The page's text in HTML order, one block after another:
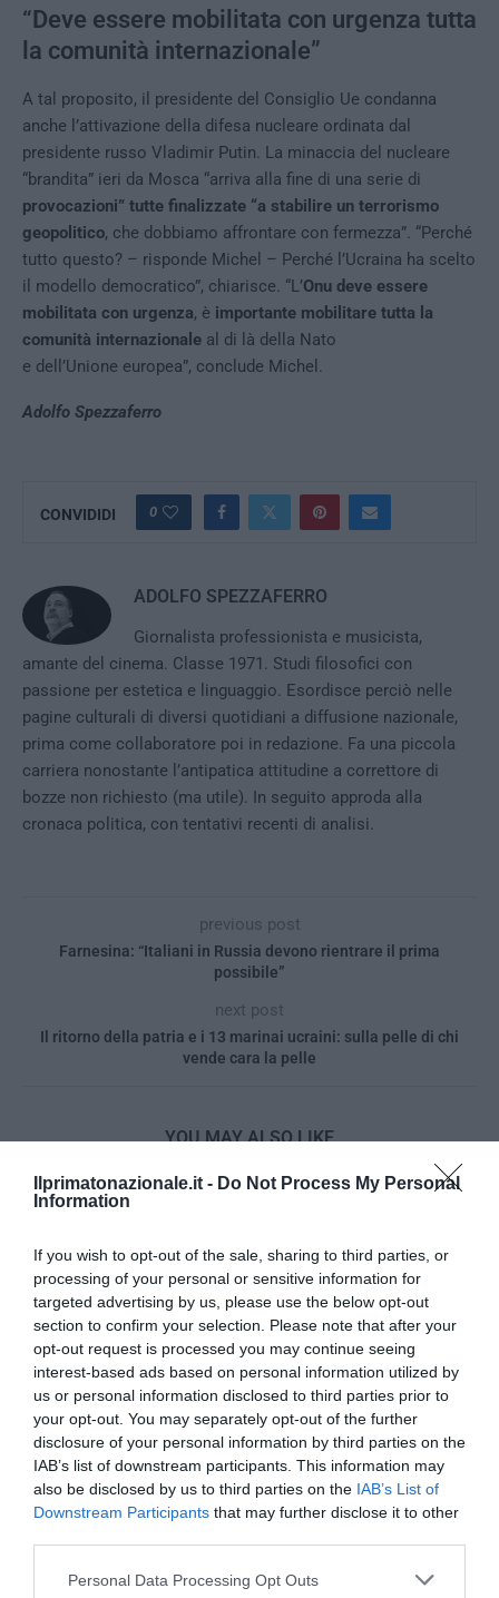
Ilprimatonazionale.it - Do Not Process My Personal
Information
If you wish to opt-out of the sale, sharing to third parties, or
processing of your personal or sensitive information for
targeted advertising by us, please use the below opt-out
section to confirm your selection. Please note that after your
opt-out request is processed you may continue seeing
interest-based ads based on personal information utilized by
us or personal information disclosed to third parties prior to
your opt-out. You may separately opt-out of the further
disclosure of your personal information by third parties on the
IAB’s list of downstream participants. This information may
also be disclosed by us to third parties on the IAB’s List of
Downstream Participants that may further disclose it to other
Please note that this website/app uses one or more Google
Personal Data Processing Opt Outs
“Deve essere mobilitata con urgenza tutta
la comunità internazionale”
A tal proposito, il presidente del Consiglio Ue condanna
anche l’attivazione della difesa nucleare ordinata dal
presidente russo Vladimir Putin. La minaccia del nucleare
“brandita” ieri da Mosca “arriva alla fine di una serie di
provocazioni” tutte finalizzate “a stabilire un terrorismo
geopolitico, che dobbiamo affrontare con fermezza”. “Perché
tutto questo? – risponde Michel – Perché l’Ucraina ha scelto
il modello democratico”, chiarisce. “L’Onu deve essere
mobilitata con urgenza, è importante mobilitare tutta la
comunità internazionale al di là della Nato
e dell’Unione europea”, conclude Michel.
Adolfo Spezzaferro
CONVIDIDI 0
ADOLFO SPEZZAFERRO
Giornalista professionista e musicista,
amante del cinema. Classe 1971. Studi filosofici con
passione per estetica e linguaggio. Esordisce perciò nelle
pagine culturali di diversi quotidiani a diffusione nazionale,
prima come collaboratore poi in redazione. Fa una piccola
carriera nonostante l’antipatica attitudine a correttore di
bozze non richiesto (ma utile). In seguito approda alla
cronaca politica, con tentativi recenti di analisi.
previous post
Farnesina: “Italiani in Russia devono rientrare il prima
possibile”
next post
Il ritorno della patria e i 13 marinai ucraini: sulla pelle di chi
vende cara la pelle
YOU MAY ALSO LIKE
Bonaccini e il mito delle barricate di Parma: quando